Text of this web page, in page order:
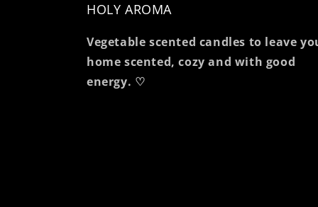
HOLY AROMA
Vegetable scented candles to leave
home scented, cozy and with good
energy. ♡